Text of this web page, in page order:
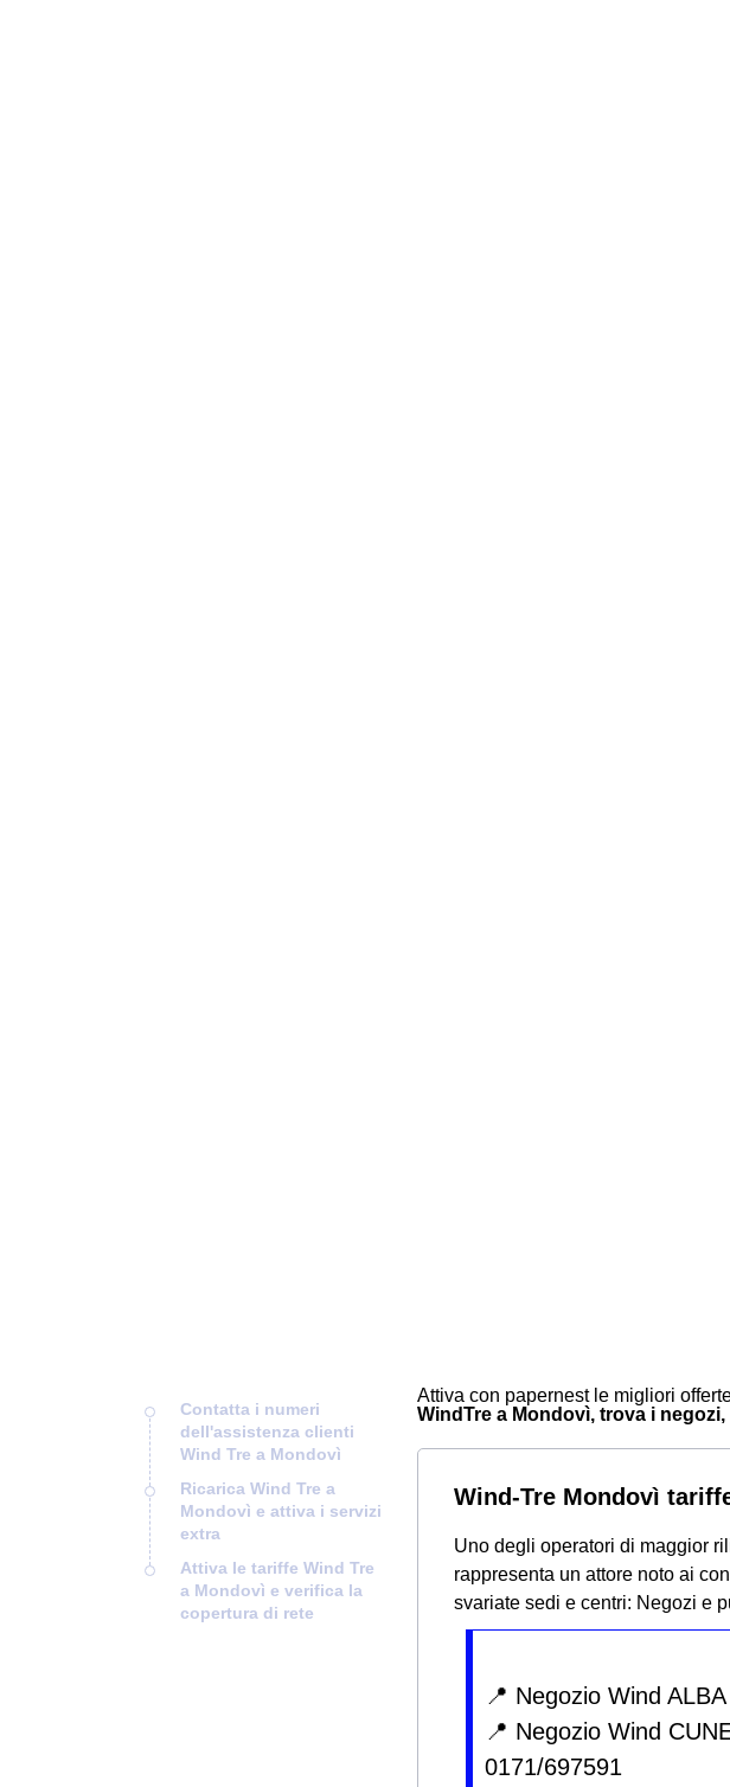
Contatta i numeri
dell'assistenza clienti
Wind Tre a Mondovì
Ricarica Wind Tre a
Mondovì e attiva i servizi
extra
Attiva le tariffe Wind Tre
a Mondovì e verifica la
copertura di rete
Attiva con papernest le migliori
WindTre a Mondovì, trova i
Wind-Tre Mondovì
Uno degli operatori di maggior
rappresenta un attore noto ai
svariate sedi e centri: Negozi e
📍 Negozio Wind
📍 Negozio Wind
0171/697591